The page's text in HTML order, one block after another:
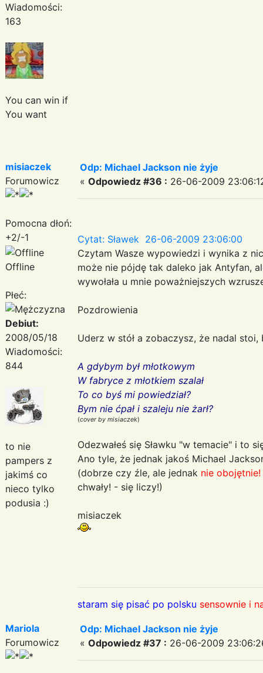
Wiadomości:
163
You can win if
You want
misiaczek
Forumowicz
Pomocna dłoń:
+2/-1
Offline
Płeć:
Debiut:
2008/05/18
Wiadomości:
844
to nie
pampers z
jakimś co
nieco tylko
podusia :)
Odp: Michael Jackson nie żyje
« Odpowiedz #36 : 26-06-2009
Cytat: Sławek 26-06-2009 23:06:00
Czytam Wasze wypowiedzi i wynika z
może nie pójdę tak daleko jak Antyfan,
wywołała u mnie poważniejszych
Pozdrowienia
Uderz w stół a zobaczysz, że nadal stoi,
A gdybym był młotkowym
W fabryce z młotkiem szalał
To co byś mi powiedział?
Bym nie ćpał i szaleju nie żarł?
(cover by misiaczek)
Odezwałeś się Sławku "w temacie" i to
Ano tyle, że jednak jakoś Michael
(dobrze czy źle, ale jednak nie obojętnie!
chwały! - się liczy!)
misiaczek
staram się pisać po polsku sensownie i
Mariola
Forumowicz
Odp: Michael Jackson nie żyje
« Odpowiedz #37 : 26-06-2009